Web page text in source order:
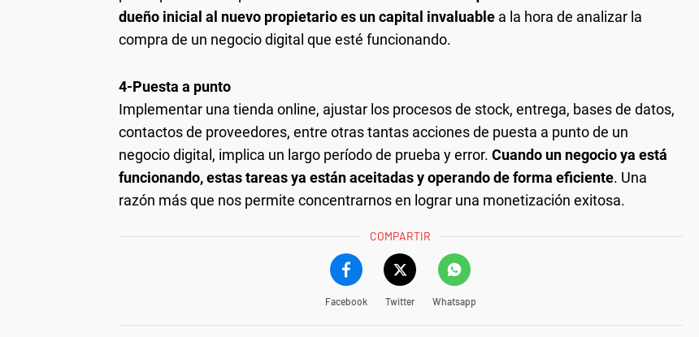
dueño inicial al nuevo propietario es un capital invaluable a la hora de analizar la
compra de un negocio digital que esté funcionando.
4-Puesta a punto
Implementar una tienda online, ajustar los procesos de stock, entrega, bases de datos,
contactos de proveedores, entre otras tantas acciones de puesta a punto de un
negocio digital, implica un largo período de prueba y error. Cuando un negocio ya está
funcionando, estas tareas ya están aceitadas y operando de forma eficiente. Una
razón más que nos permite concentrarnos en lograr una monetización exitosa.
COMPARTIR
Facebook Twitter Whatsapp